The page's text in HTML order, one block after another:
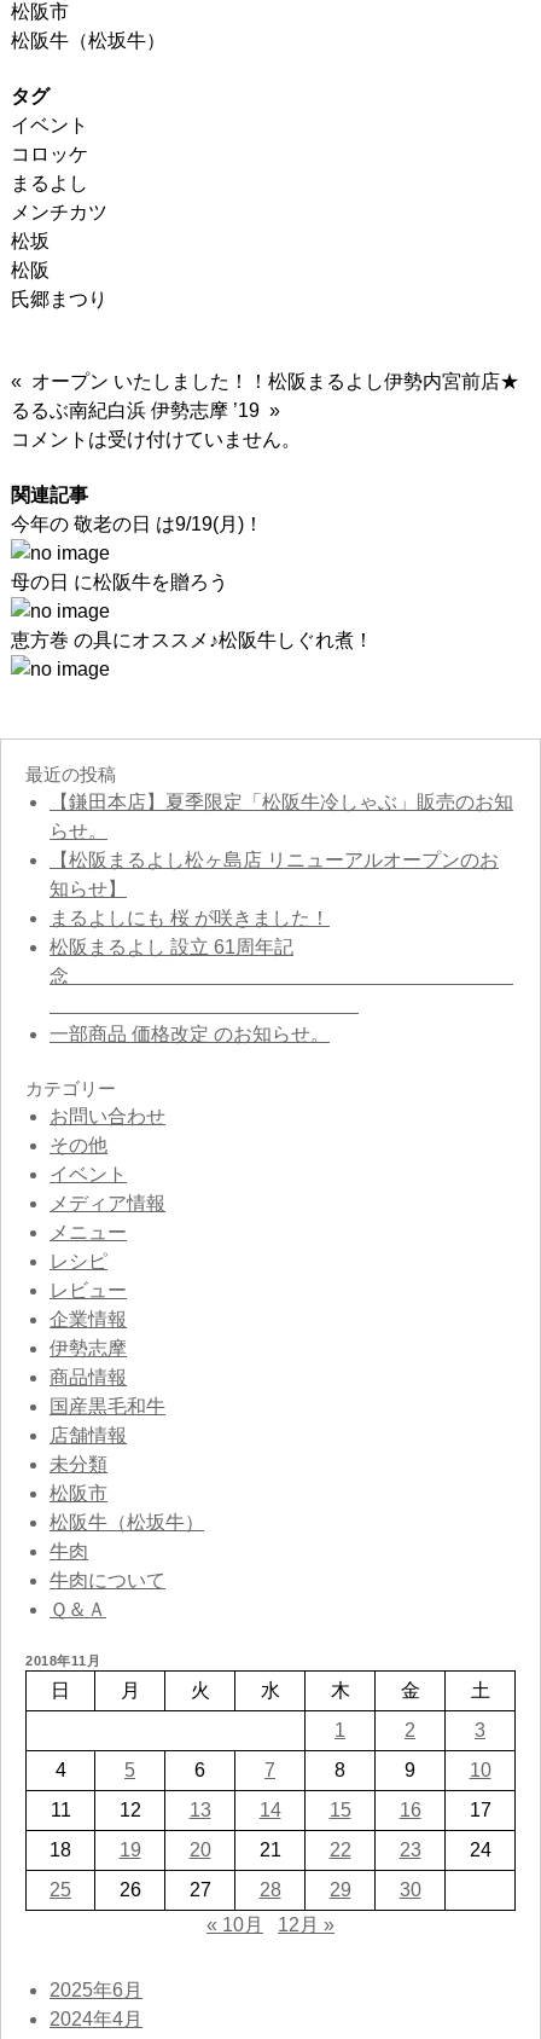
松阪市
松阪牛（松坂牛）
タグ
イベント
コロッケ
まるよし
メンチカツ
松坂
松阪
氏郷まつり
« オープン いたしました！！松阪まるよし伊勢内宮前店★
るるぶ南紀白浜 伊勢志摩 ’19 »
コメントは受け付けていません。
関連記事
今年の 敬老の日 は9/19(月)！
母の日 に松阪牛を贈ろう
恵方巻 の具にオススメ♪松阪牛しぐれ煮！
最近の投稿
【鎌田本店】夏季限定「松阪牛冷しゃぶ」販売のお知
らせ。
【松阪まるよし松ヶ島店 リニューアルオープンのお
知らせ】
まるよしにも 桜 が咲きました！
松阪まるよし 設立 61周年記
念
一部商品 価格改定 のお知らせ。
カテゴリー
お問い合わせ
その他
イベント
メディア情報
メニュー
レシピ
レビュー
企業情報
伊勢志摩
商品情報
国産黒毛和牛
店舗情報
未分類
松阪市
松阪牛（松坂牛）
牛肉
牛肉について
Ｑ＆Ａ
2018年11月
日 月 火 水 木 金
土
1
2
3
4
5 6 7 8 9
10
11
12 13 14 15 16
17
18
19 20 21 22 23
24
25
26 27 28 29
30
« 10月
12月 »
2025年6月
2024年4月